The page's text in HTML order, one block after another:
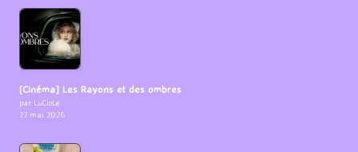
[Cinéma] Les Rayons et des ombres
par LuCioLe
27 mai 2026